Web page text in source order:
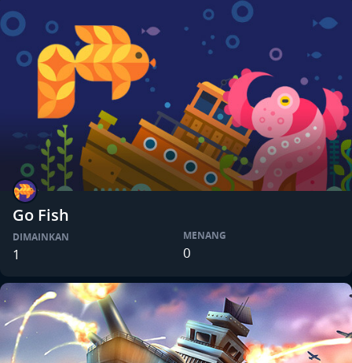
Go Fish
DIMAINKAN
1
MENANG
0